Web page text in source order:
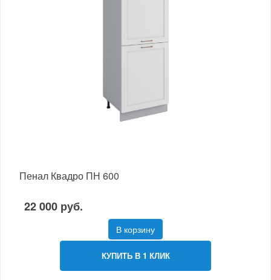
Пенал Квадро ПН 600
22 000 руб.
В корзину
КУПИТЬ В 1 КЛИК